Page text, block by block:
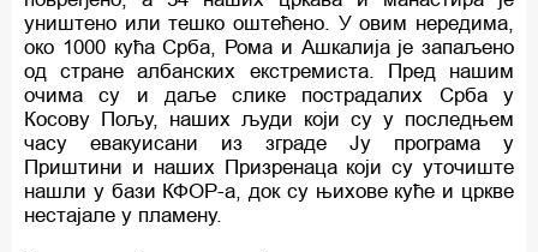
уништено или тешко оштећено. У овим нередима,
око 1000 кућа Срба, Рома и Ашкалија је запаљено
од стране албанских екстремиста. Пред нашим
очима су и даље слике пострадалих Срба у
Косову Пољу, наших људи који су у последњем
часу евакуисани из зграде Ју програма у
Приштини и наших Призренаца који су уточиште
нашли у бази КФОР-а, док су њихове куће и цркве
нестајале у пламену.